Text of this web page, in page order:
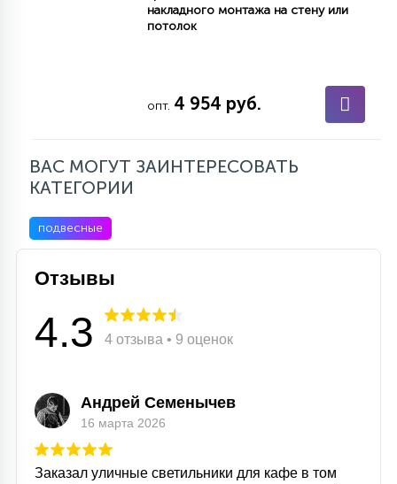
С УПРАВЛЕНИЕМ
АКСЕССУАРЫ
накладного монтажа на стену или
потолок
опт. 4 954 руб.
ВАС МОГУТ ЗАИНТЕРЕСОВАТЬ
КАТЕГОРИИ
подвесные
Отзывы
4.3 4 отзыва • 9 оценок
Андрей Семенычев
16 марта 2026
Заказал уличные светильники для кафе в том